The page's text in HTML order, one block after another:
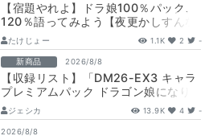
【宿題やれよ】ドラ娘100％パック、
120％語ってみよう【夜更かしすんな
よ】
たけじょー 1.1K 2 -
新商品 2026/8/8
【収録リスト】「DM26-EX3 キャラ
プレミアムパック ドラゴン娘になり
たくないっ！ 文化祭だョ！全員集
合!…
ジェシカ 13.9K 4 -
2026/8/8